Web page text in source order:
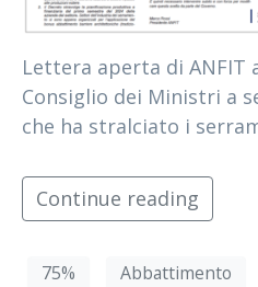
Lettera aperta di ANFIT
Consiglio dei Ministri a
che ha stralciato i
Continue reading
75% Abbattimento